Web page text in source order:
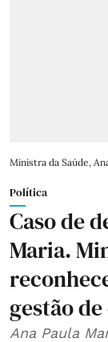
Ministra da Saúde,
Política
Caso de
Maria.
gestão
Ana Paula